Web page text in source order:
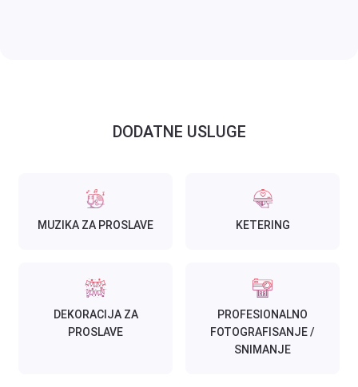
DODATNE USLUGE
MUZIKA ZA PROSLAVE KETERING
DEKORACIJA ZA
PROSLAVE
PROFESIONALNO
FOTOGRAFISANJE /
SNIMANJE